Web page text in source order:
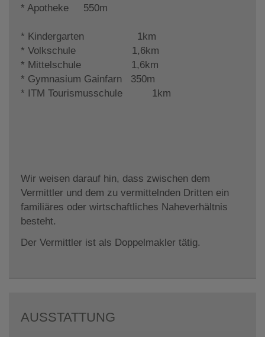
* Apotheke 550m
* Kindergarten 1km
* Volkschule 1,6km
* Mittelschule 1,6km
* Gymnasium Gainfarn 350m
* ITM Tourismusschule 1km
Wir weisen darauf hin, dass zwischen dem
Vermittler und dem zu vermittelnden Dritten ein
familiäres oder wirtschaftliches Naheverhältnis
besteht.
Der Vermittler ist als Doppelmakler tätig.
AUSSTATTUNG